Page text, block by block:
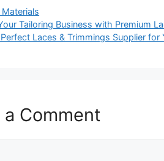
Tailoring Business with Premium
Laces & Trimmings Supplier for
a Comment